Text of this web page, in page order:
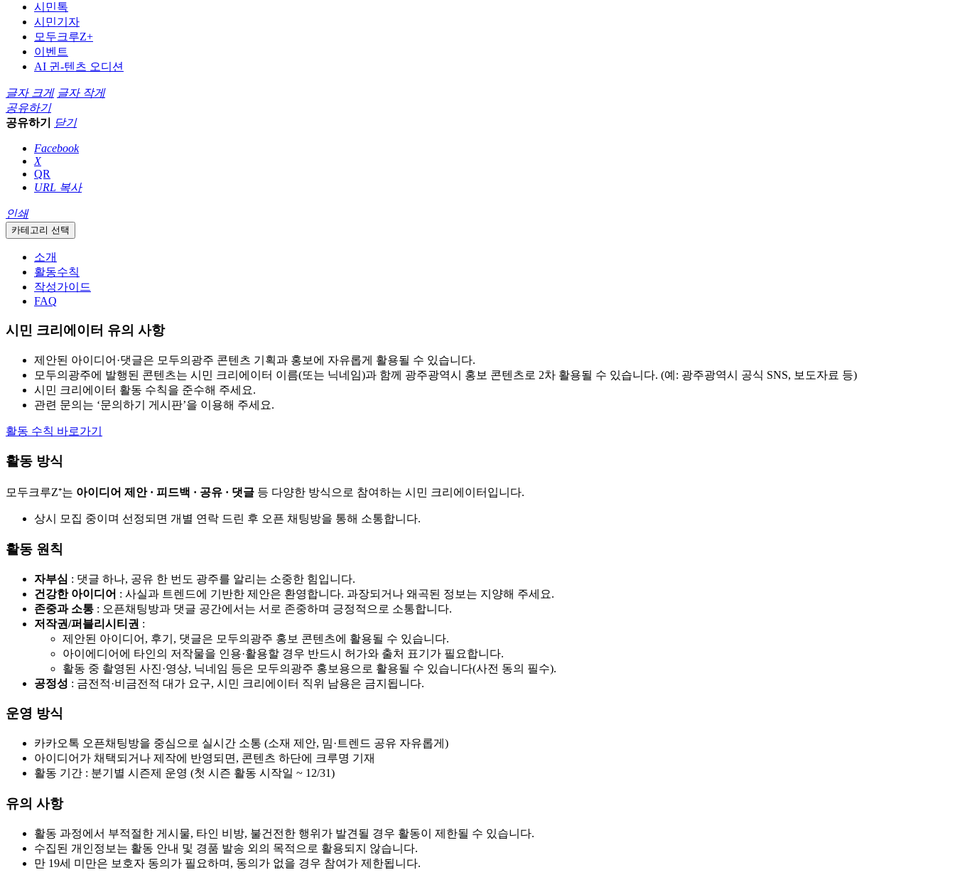
시민톡
시민기자
모두크루Z+
이벤트
AI 귄-텐츠 오디션
글자 크게 글자 작게
공유하기
공유하기
닫기
Facebook
X
QR
URL 복사
인쇄
카테고리 선택
소개
활동수칙
작성가이드
FAQ
시민 크리에이터 유의 사항
제안된 아이디어·댓글은 모두의광주 콘텐츠 기획과 홍보에 자유롭게 활용될 수 있습니다.
모두의광주에 발행된 콘텐츠는 시민 크리에이터 이름(또는 닉네임)과 함께 광주광역시 홍보 콘텐츠로 2차 활용될 수 있습니다. (예: 광주광역시 공식 SNS, 보도자료 등)
시민 크리에이터 활동 수칙을 준수해 주세요.
관련 문의는 ‘문의하기 게시판’을 이용해 주세요.
활동 수칙 바로가기
활동 방식
모두크루Z⁺는 아이디어 제안 · 피드백 · 공유 · 댓글 등 다양한 방식으로 참여하는 시민 크리에이터입니다.
상시 모집 중이며 선정되면 개별 연락 드린 후 오픈 채팅방을 통해 소통합니다.
활동 원칙
자부심 : 댓글 하나, 공유 한 번도 광주를 알리는 소중한 힘입니다.
건강한 아이디어 : 사실과 트렌드에 기반한 제안은 환영합니다. 과장되거나 왜곡된 정보는 지양해 주세요.
존중과 소통 : 오픈채팅방과 댓글 공간에서는 서로 존중하며 긍정적으로 소통합니다.
저작권/퍼블리시티권 :
제안된 아이디어, 후기, 댓글은 모두의광주 홍보 콘텐츠에 활용될 수 있습니다.
아이에디어에 타인의 저작물을 인용·활용할 경우 반드시 허가와 출처 표기가 필요합니다.
활동 중 촬영된 사진·영상, 닉네임 등은 모두의광주 홍보용으로 활용될 수 있습니다(사전 동의 필수).
공정성 : 금전적·비금전적 대가 요구, 시민 크리에이터 직위 남용은 금지됩니다.
운영 방식
카카오톡 오픈채팅방을 중심으로 실시간 소통 (소재 제안, 밈·트렌드 공유 자유롭게)
아이디어가 채택되거나 제작에 반영되면, 콘텐츠 하단에 크루명 기재
활동 기간 : 분기별 시즌제 운영 (첫 시즌 활동 시작일 ~ 12/31)
유의 사항
활동 과정에서 부적절한 게시물, 타인 비방, 불건전한 행위가 발견될 경우 활동이 제한될 수 있습니다.
수집된 개인정보는 활동 안내 및 경품 발송 외의 목적으로 활용되지 않습니다.
만 19세 미만은 보호자 동의가 필요하며, 동의가 없을 경우 참여가 제한됩니다.